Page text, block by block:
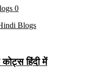
0
हिंदी में